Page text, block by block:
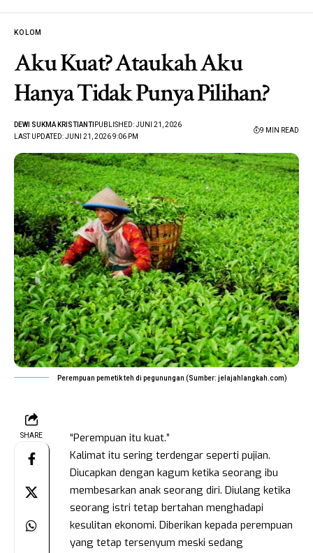
KOLOM
Aku Kuat? Ataukah Aku
Hanya Tidak Punya Pilihan?
LAST UPDATED: JUNI 21, 2026 9:06 PM
DEWI SUKMA KRISTIANTI PUBLISHED: JUNI 21, 2026
9 MIN READ
Perempuan pemetik teh di pegunungan (Sumber: jelajahlangkah.com)
SHARE
“Perempuan itu kuat.”
Kalimat itu sering terdengar seperti pujian.
Diucapkan dengan kagum ketika seorang ibu
membesarkan anak seorang diri. Diulang ketika
seorang istri tetap bertahan menghadapi
kesulitan ekonomi. Diberikan kepada perempuan
yang tetap tersenyum meski sedang